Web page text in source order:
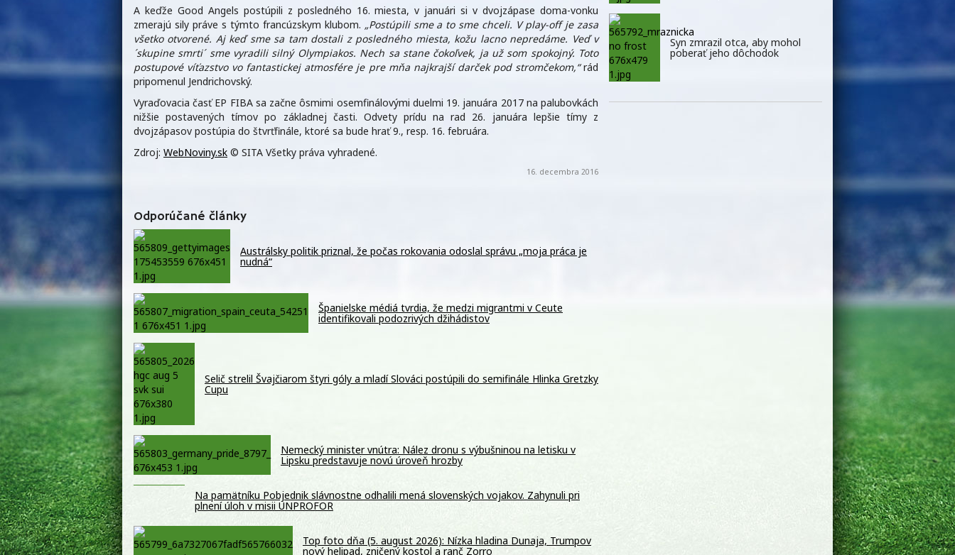
A keďže Good Angels postúpili z posledného 16. miesta, v januári si v dvojzápase doma-vonku
zmerajú sily práve s týmto francúzskym klubom. „Postúpili sme a to sme chceli. V play-off je zasa
všetko otvorené. Aj keď sme sa tam dostali z posledného miesta, kožu lacno nepredáme. Veď v
´skupine smrti´ sme vyradili silný Olympiakos. Nech sa stane čokoľvek, ja už som spokojný. Toto
postupové víťazstvo vo fantastickej atmosfére je pre mňa najkrajší darček pod stromčekom,“rád
pripomenul Jendrichovský.
Vyraďovacia časť EP FIBA sa začne ôsmimi osemfinálovými duelmi 19. januára 2017 na palubovkách
nižšie postavených tímov po základnej časti. Odvety prídu na rad 26. januára lepšie tímy z
dvojzápasov postúpia do štvrťfinále, ktoré sa bude hrať 9., resp. 16. februára.
Zdroj: WebNoviny.sk © SITA Všetky práva vyhradené.
16. decembra 2016
Odporúčané články
Austrálsky politik priznal, že počas rokovania odoslal správu „moja práca je
nudná“
Španielske médiá tvrdia, že medzi migrantmi v Ceute
identifikovali podozrivých džihádistov
Selič strelil Švajčiarom štyri góly a mladí Slováci postúpili do semifinále Hlinka Gretzky
Cupu
Nemecký minister vnútra: Nález dronu s výbušninou na letisku v
Lipsku predstavuje novú úroveň hrozby
Na pamätníku Pobjednik slávnostne odhalili mená slovenských vojakov. Zahynuli pri
plnení úloh v misii UNPROFOR
Top foto dňa (5. august 2026): Nízka hladina Dunaja, Trumpov
nový helipad, zničený kostol a ranč Zorro
Syn zmrazil otca, aby mohol
poberať jeho dôchodok